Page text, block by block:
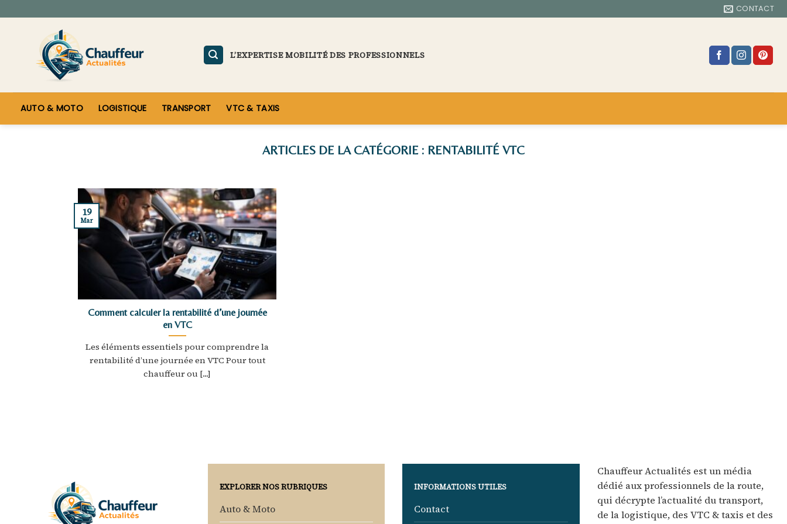
to
CONTACT
L’EXPERTISE MOBILITÉ DES PROFESSIONNELS
AUTO & MOTO LOGISTIQUE TRANSPORT VTC & TAXIS
RENTABILITÉ VTC
Comment calculer la rentabilité d’une journée
en VTC
Les éléments essentiels pour comprendre la
rentabilité d’une journée en VTC Pour tout
chauffeur ou [...]
19
Mar
EXPLORER NOS RUBRIQUES
Auto & Moto
INFORMATIONS UTILES
Contact
Chauffeur Actualités est un média
dédié aux professionnels de la route,
qui décrypte l’actualité du transport,
de la logistique, des VTC & taxis et des